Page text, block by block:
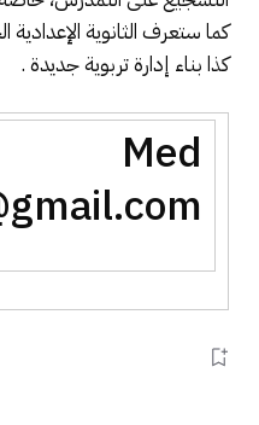
كما ستعرف الثانوية
كذا بناء إدارة تربوية جديدة .
Med